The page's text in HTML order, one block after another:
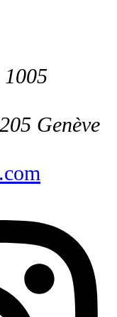
Genève